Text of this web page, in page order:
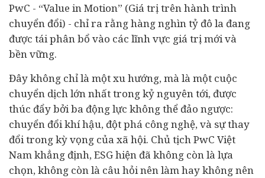
PwC - “Value in Motion” (Giá trị trên hành trình
chuyển đổi) - chỉ ra rằng hàng nghìn tỷ đô la đang
được tái phân bổ vào các lĩnh vực giá trị mới và
bền vững.
Đây không chỉ là một xu hướng, mà là một cuộc
chuyển dịch lớn nhất trong kỷ nguyên tới, được
thúc đẩy bởi ba động lực không thể đảo ngược:
chuyển đổi khí hậu, đột phá công nghệ, và sự thay
đổi trong kỳ vọng của xã hội. Chủ tịch PwC Việt
Nam khẳng định, ESG hiện đã không còn là lựa
chọn, không còn là câu hỏi nên làm hay không nên